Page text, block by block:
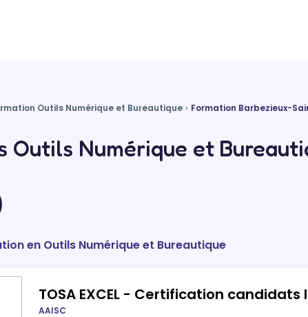
Outils Numérique et Bureautique Formation Barbezieux-
Outils Numérique et
en Outils Numérique et Bureautique
TOSA EXCEL - Certification candidats
AAISC